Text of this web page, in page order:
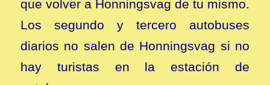
que volver a Honningsvag de tu mismo.
Los segundo y tercero autobuses
diarios no salen de Honningsvag si no
hay turistas en la estación de